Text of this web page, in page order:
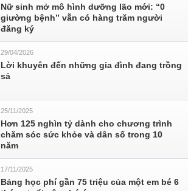
Nữ sinh mở mô hình dưỡng lão mới: “0
giường bệnh” vẫn có hàng trăm người
đăng ký
29/04/2026
Lời khuyên đến những gia đình đang trồng
sả
25/11/2025
Hơn 125 nghìn tỷ dành cho chương trình
chăm sóc sức khỏe và dân số trong 10
năm
17/11/2025
Bảng học phí gần 75 triệu của một em bé 6